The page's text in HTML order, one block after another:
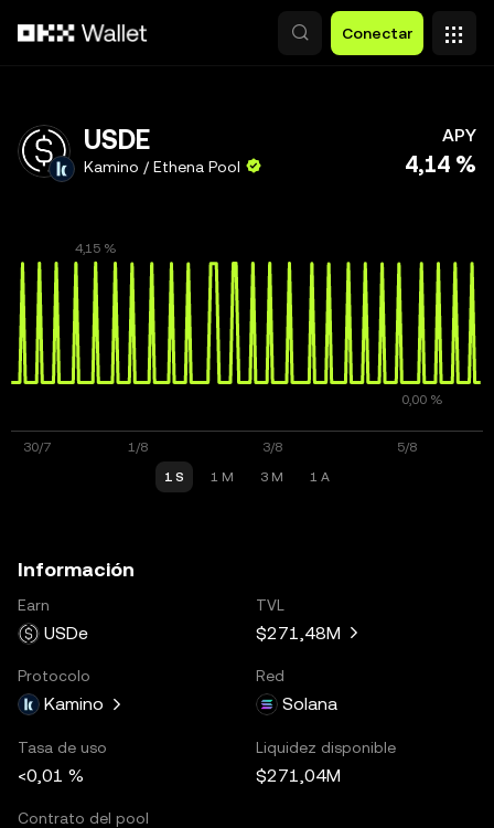
Conectar
USDE
Kamino / Ethena Pool
APY
4,14 %
1 S 1 M 3 M 1 A
Información
Earn
USDe
TVL
$271,48M
Protocolo
Kamino
Red
Solana
Tasa de uso
<0,01 %
Liquidez disponible
$271,04M
Contrato del pool